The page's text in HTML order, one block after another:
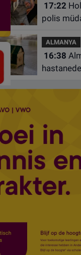
17:22
polis
çiftin
alındı
ALMANYA
16:38